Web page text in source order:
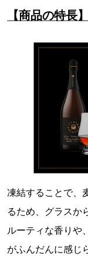
【商品の特長】
凍結することで、
るため、グラスか
ルーティな香りや
がふんだんに感じ